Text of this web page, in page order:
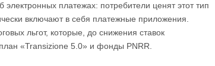
платежах: потребители ценят этот тип
включают в себя платежные приложения.
льгот, которые, до снижения ставок
«Transizione 5.0» и фонды PNRR.